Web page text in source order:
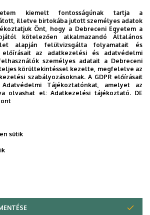
korlátozottan, vagy egyáltalán nem
tudományterületen megjelentek a
amelyek a gépészetben is
A kutatás célja anyagi és/vagy
rendelkező mérnöki
úton történő modellezése és
tanulás módszerek felhasználásával. A
foglalja a szimulációs eredmények
anyagvizsgálattal és az
algoritmus végeselemes
való összekapcsolását.
07. 31. 00:01
kiemelt fontosságúnak tartja a
illetve birtokába jutott személyes adatok
Önt, hogy a Debreceni Egyetem a
kötelezően alkalmazandó Általános
alapján felülvizsgálta folyamatait és
az adatkezelési és adatvédelmi
személyes adatait a Debreceni
körültekintéssel kezelte, megfelelve az
szabályozásoknak. A GDPR előírásait
Tájékoztatónkat, amelyet az
olvashat el:Adatkezelési tájékoztató. DE
sütik